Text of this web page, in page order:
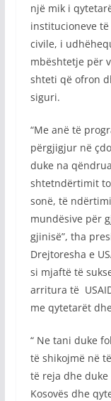
një mik i
institucioneve
civile, i
mbështetje për
shteti që ofron
siguri.
“Me anë të
përgjigjur në
duke na
shtetndërtimit
sonë, të
mundësive për
gjinisë”, tha
Drejtoresha e
si mjaftë të
arritura të
me qytetarët
“ Ne tani duke
të shikojmë në
të reja dhe
Kosovës dhe